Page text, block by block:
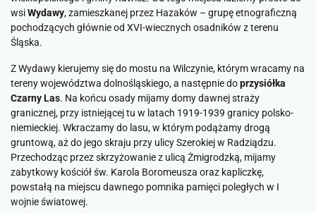
wsiWydawy, zamieszkanej przez Hazaków – grupę etnograficzną
pochodzących głównie od XVI-wiecznych osadników z terenu
Śląska.
Z Wydawy kierujemy się do mostu na Wilczynie, którym wracamy na
tereny województwa dolnośląskiego, a następnie doprzysiółka
Czarny Las. Na końcu osady mijamy domy dawnej straży
granicznej, przy istniejącej tu w latach 1919-1939 granicy polsko-
niemieckiej. Wkraczamy do lasu, w którym podążamy drogą
gruntową, aż do jego skraju przy ulicy Szerokiej w Radziądzu.
Przechodząc przez skrzyżowanie z ulicą Żmigrodzką, mijamy
zabytkowy kościół św. Karola Boromeusza oraz kapliczkę,
powstałą na miejscu dawnego pomnika pamięci poległych w I
wojnie światowej.